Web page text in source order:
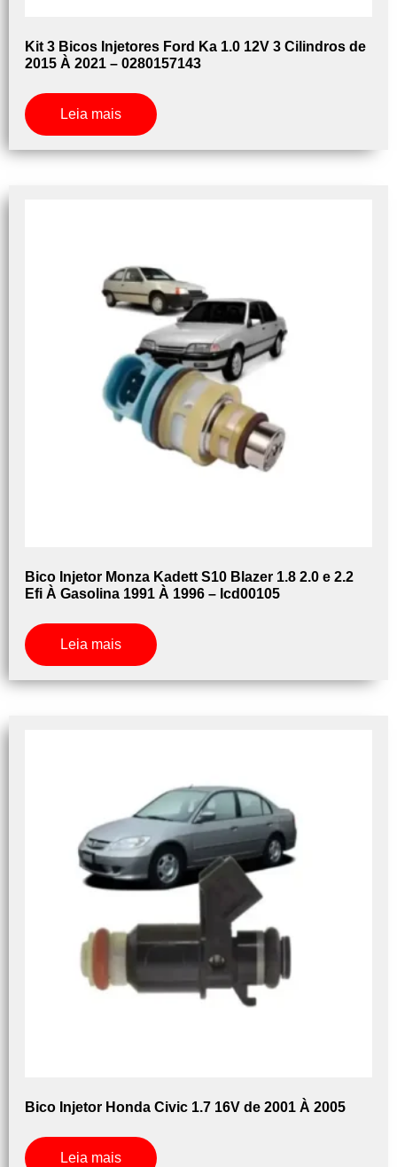
Kit 3 Bicos Injetores Ford Ka 1.0 12V 3 Cilindros de
2015 À 2021 – 0280157143
Leia mais
Bico Injetor Monza Kadett S10 Blazer 1.8 2.0 e 2.2
Efi À Gasolina 1991 À 1996 – Icd00105
Leia mais
Bico Injetor Honda Civic 1.7 16V de 2001 À 2005
Leia mais